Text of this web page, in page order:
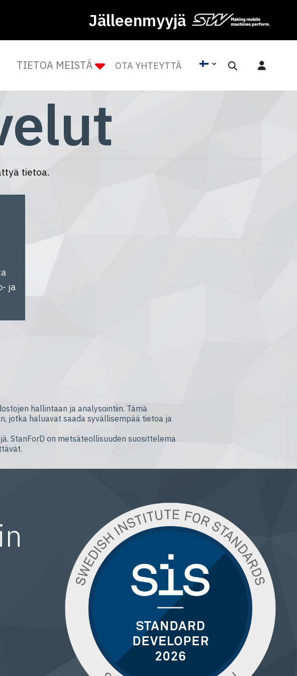
Jälleenmyyjä
TIETOA MEISTÄ OTA YHTEYTTÄ
tietoa.
ja
hallintaan ja analysointiin. Tämä
jotka haluavat saada syvällisempää tietoa ja
StanForD on metsäteollisuuden suosittelema